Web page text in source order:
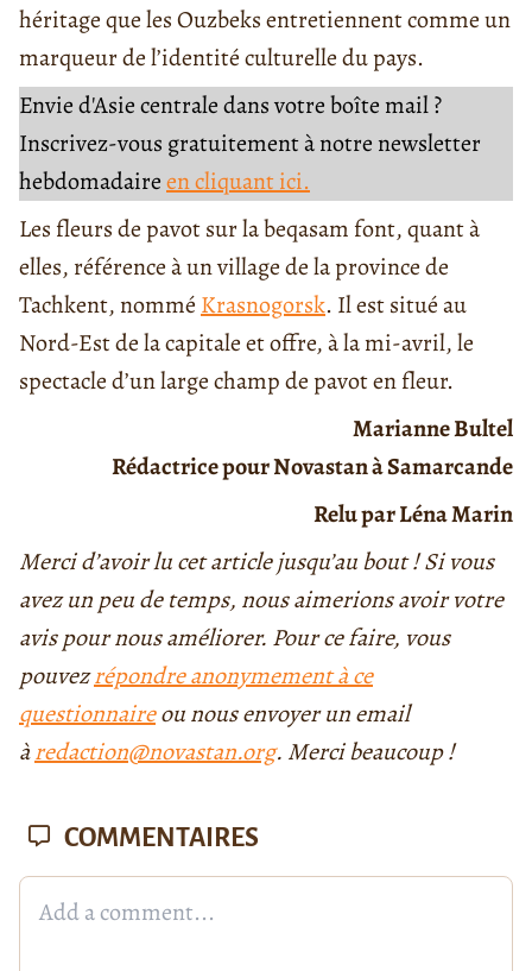
héritage que les Ouzbeks entretiennent comme un
marqueur de l’identité culturelle du pays.
Envie d'Asie centrale dans votre boîte mail ?
Inscrivez-vous gratuitement à notre newsletter
hebdomadaireen cliquant ici.
Les fleurs de pavot sur la beqasam font, quant à
elles, référence à un village de la province de
Tachkent, nomméKrasnogorsk. Il est situé au
Nord-Est de la capitale et offre, à la mi-avril, le
spectacle d’un large champ de pavot en fleur.
Marianne Bultel
Rédactrice pour Novastan à Samarcande
Relu par Léna Marin
Merci d’avoir lu cet article jusqu’au bout ! Si vous
avez un peu de temps, nous aimerions avoir votre
avis pour nous améliorer. Pour ce faire, vous
pouvezrépondre anonymement à ce
questionnaireou nous envoyer un email
àredaction@novastan.org. Merci beaucoup !
COMMENTAIRES